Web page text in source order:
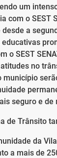
um
com o SEST
desde a
o SEST
no
município
seguro e de
de Trânsito
da Vila
a mais de